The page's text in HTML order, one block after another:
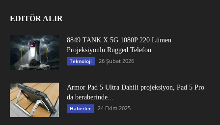
EDITÖR ALIR
8849 TANK X 5G 1080P 220 Lümen
Projeksiyonlu Rugged Telefon
Teknoloji 26 Şubat 2026
Armor Pad 5 Ultra Dahili projeksiyon, Pad 5 Pro
da beraberinde...
Haberler 24 Ekim 2025